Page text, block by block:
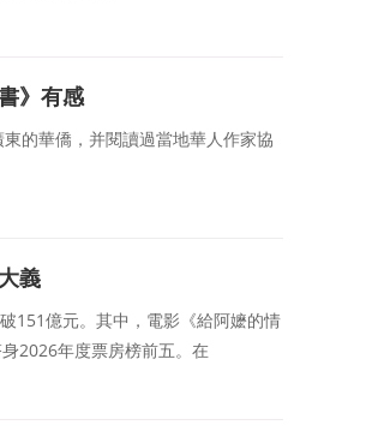
》有感
的華僑，并閱讀過當地華人作家協
義
151億元。其中，電影《給阿嬷的情
2026年度票房榜前五。在